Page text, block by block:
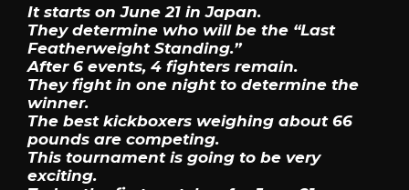
It starts on June 21 in Japan.
They determine who will be the “Last
Featherweight Standing.”
After 6 events, 4 fighters remain.
They fight in one night to determine the
winner.
The best kickboxers weighing about 66
pounds are competing.
This tournament is going to be very
exciting.